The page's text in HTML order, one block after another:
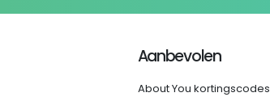
Aanbevolen
About You kortingscodes